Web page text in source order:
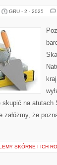
GRU - 2 - 2025
skupić na
załóżmy, że
SKÓRNE I ICH